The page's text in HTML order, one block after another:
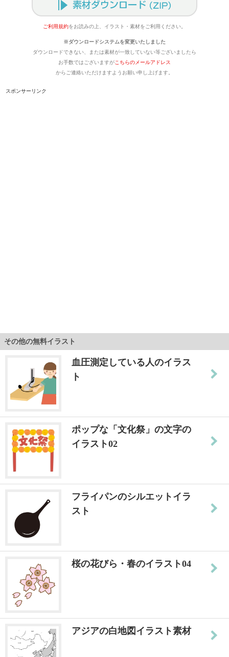
ご利用規約をお読みの上、イラスト・素材をご利用ください。
※ダウンロードシステムを変更いたしました
ダウンロードできない、または素材が一致していない等ございましたら
お手数ではございますがこちらのメールアドレス
からご連絡いただけますようお願い申し上げます。
スポンサーリンク
その他の無料イラスト
血圧測定している人のイラス
ト
ポップな「文化祭」の文字の
イラスト02
フライパンのシルエットイラ
スト
桜の花びら・春のイラスト04
アジアの白地図イラスト素材